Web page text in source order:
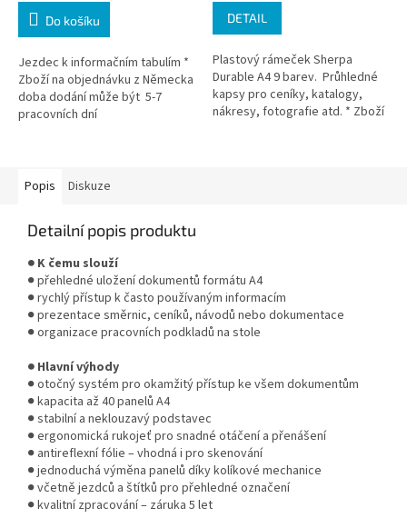
Do košíku
Jezdec k informačním tabulím *
Zboží na objednávku z Německa
doba dodání může být 5-7
pracovních dní
DETAIL
Plastový rámeček Sherpa
Durable A4 9 barev. Průhledné
kapsy pro ceníky, katalogy,
nákresy, fotografie atd. * Zboží
Popis Diskuze
Detailní popis produktu
● K čemu slouží
● přehledné uložení dokumentů formátu A4
● rychlý přístup k často používaným informacím
● prezentace směrnic, ceníků, návodů nebo dokumentace
● organizace pracovních podkladů na stole
● Hlavní výhody
● otočný systém pro okamžitý přístup ke všem dokumentům
● kapacita až 40 panelů A4
● stabilní a neklouzavý podstavec
● ergonomická rukojeť pro snadné otáčení a přenášení
● antireflexní fólie – vhodná i pro skenování
● jednoduchá výměna panelů díky kolíkové mechanice
● včetně jezdců a štítků pro přehledné označení
● kvalitní zpracování – záruka 5 let